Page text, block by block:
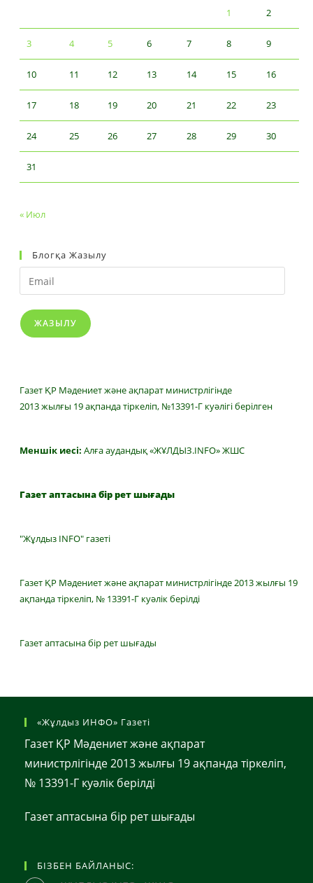
1 2
3 4 5 6 7 8 9
10 11 12 13 14 15 16
17 18 19 20 21 22 23
24 25 26 27 28 29 30
31
« Июл
Блогқа Жазылу
Email
ЖАЗЫЛУ
Газет ҚР Мәдениет және ақпарат министрлігінде
2013 жылғы 19 ақпанда тіркеліп, №13391-Г куәлігі берілген
Меншік иесі: Алға аудандық «ЖҰЛДЫЗ.INFO» ЖШС
Газет аптасына бір рет шығады
"Жұлдыз INFO" газеті
Газет ҚР Мәдениет және ақпарат министрлігінде 2013 жылғы 19
ақпанда тіркеліп, № 13391-Г куәлік берілді
Газет аптасына бір рет шығады
«Жұлдыз ИНФО» Газеті
Газет ҚР Мәдениет және ақпарат
министрлігінде 2013 жылғы 19 ақпанда тіркеліп,
№ 13391-Г куәлік берілді
Газет аптасына бір рет шығады
БІЗБЕН БАЙЛАНЫС: